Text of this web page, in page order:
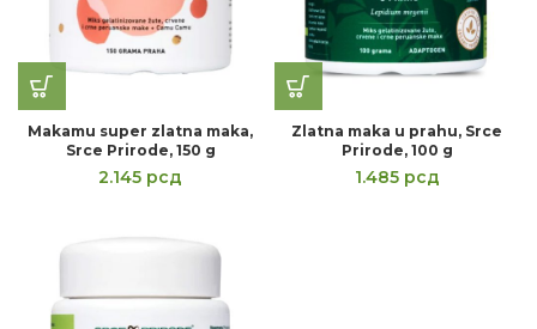
Makamu super zlatna maka,
Srce Prirode, 150 g
2.145 рсд
Zlatna maka u prahu, Srce
Prirode, 100 g
1.485 рсд